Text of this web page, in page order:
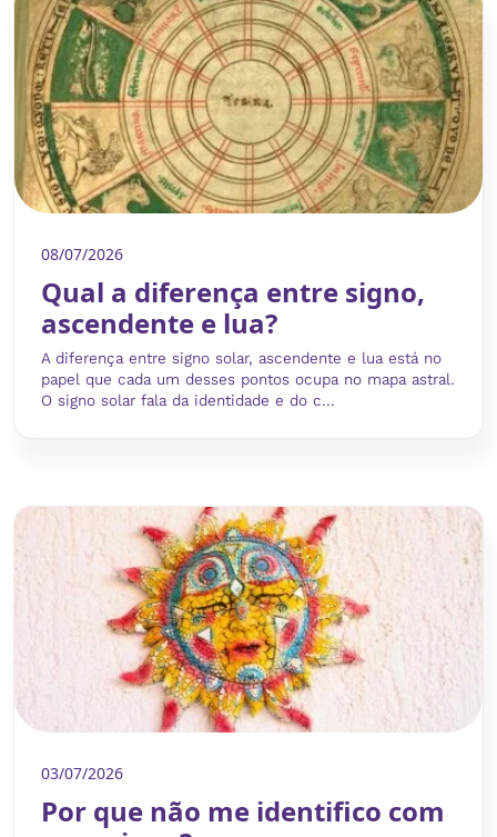
08/07/2026
Qual a diferença entre signo,
ascendente e lua?
A diferença entre signo solar, ascendente e lua está no
papel que cada um desses pontos ocupa no mapa astral.
O signo solar fala da identidade e do c...
03/07/2026
Por que não me identifico com